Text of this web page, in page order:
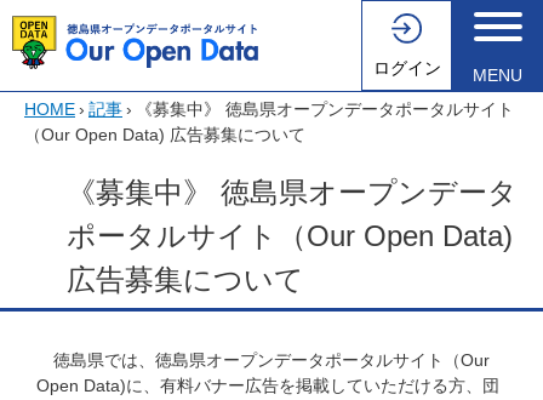
ログイン
MENU
HOME› 記事›
《募集中》 徳島県オープンデータポータルサイト
（Our Open Data) 広告募集について
《募集中》 徳島県オープンデータ
ポータルサイト（Our Open Data)
広告募集について
徳島県では、徳島県オープンデータポータルサイト（Our
Open Data)に、有料バナー広告を掲載していただける方、団